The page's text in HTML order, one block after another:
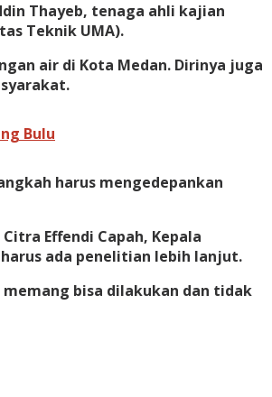
Thayeb, tenaga ahli kajian
Teknik UMA).
air di Kota Medan. Dirinya juga
Bulu
harus mengedepankan
Effendi Capah, Kepala
harus ada penelitian lebih lanjut.
bisa dilakukan dan tidak